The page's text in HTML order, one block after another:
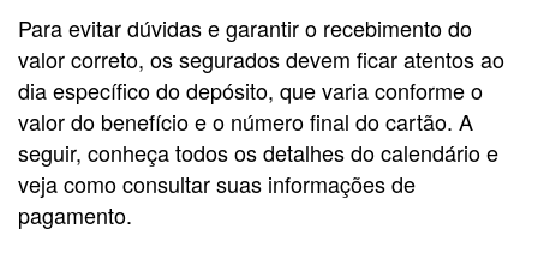
Para evitar dúvidas e garantir o recebimento do
valor correto, os segurados devem ficar atentos ao
dia específico do depósito, que varia conforme o
valor do benefício e o número final do cartão. A
seguir, conheça todos os detalhes do calendário e
veja como consultar suas informações de
pagamento.